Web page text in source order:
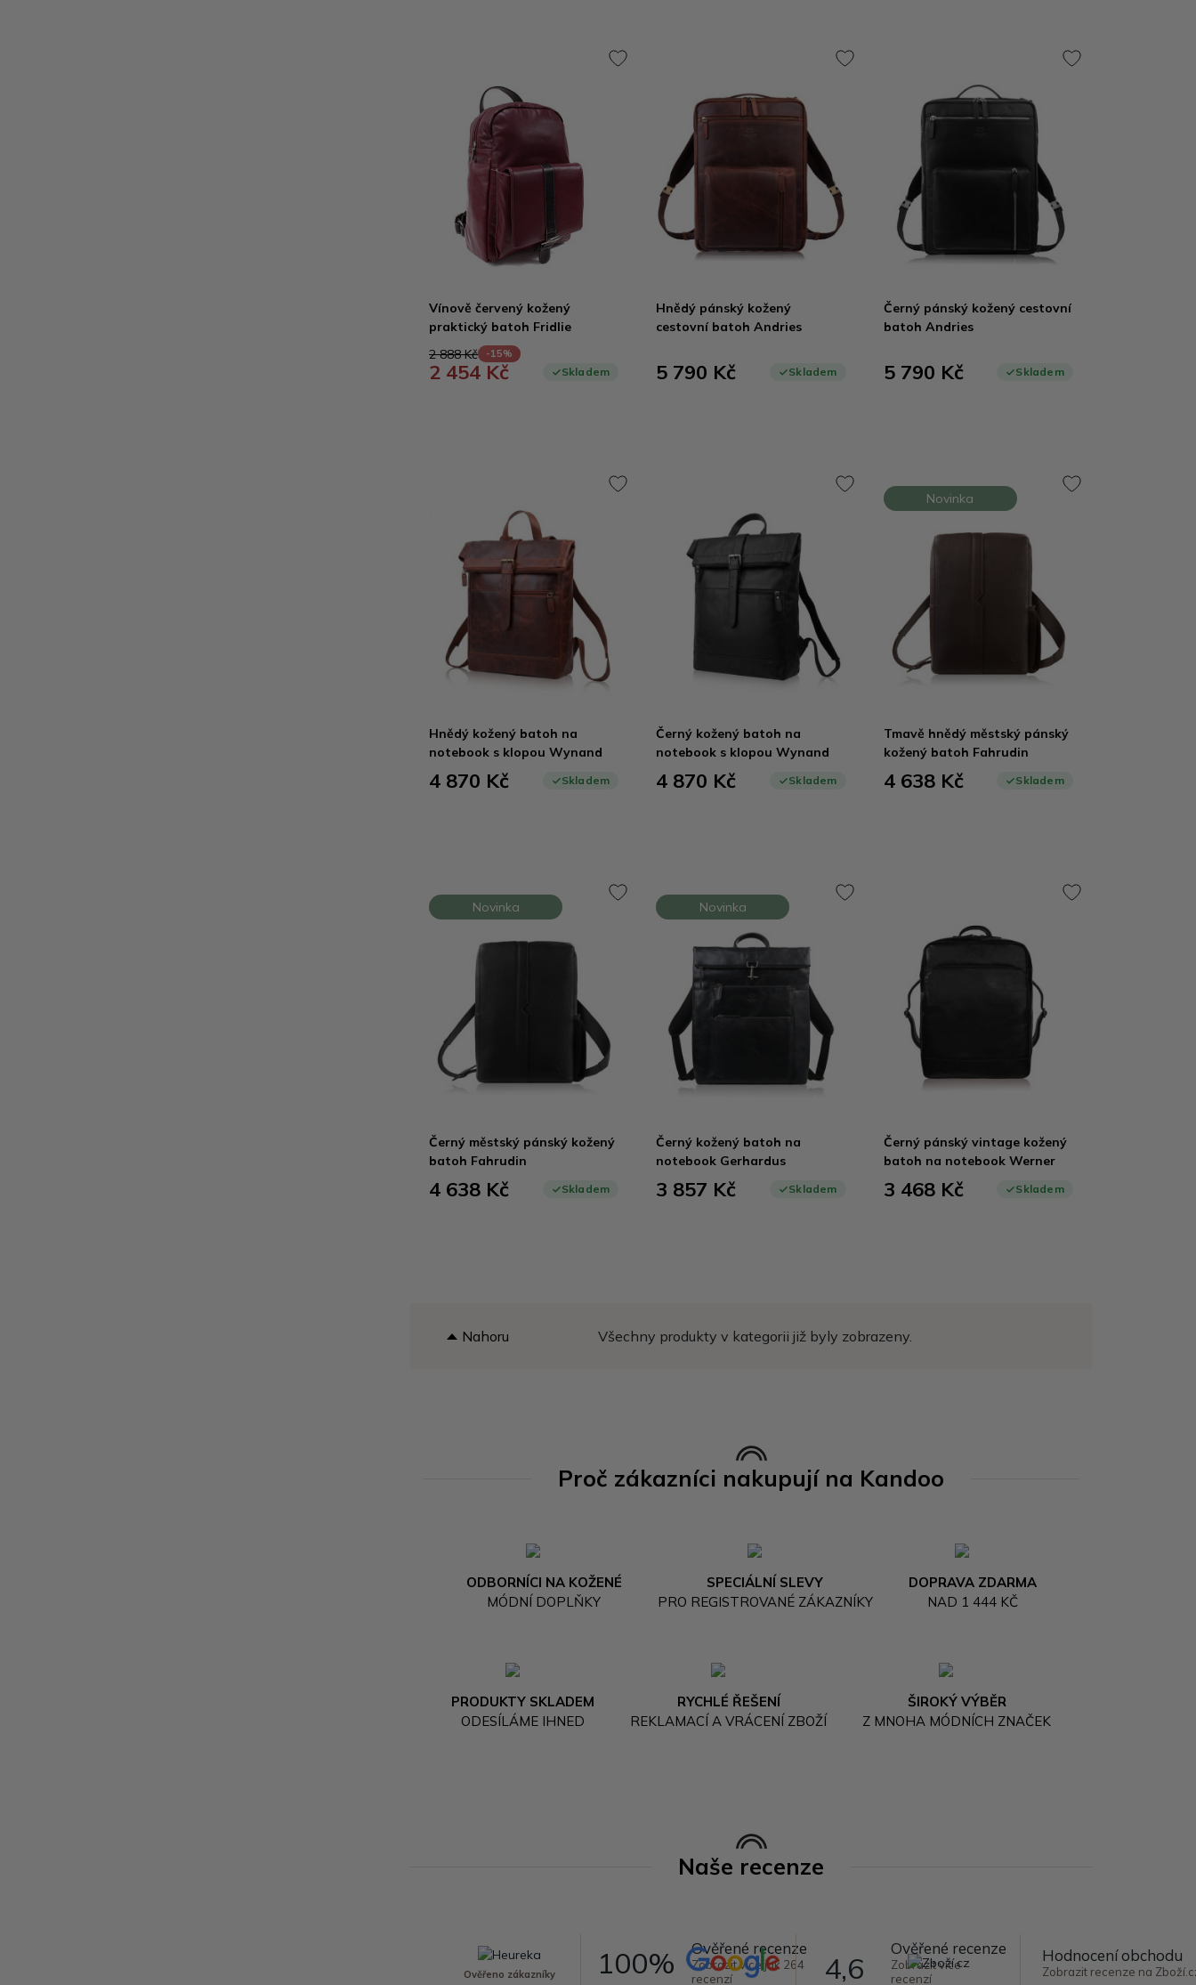
Vínově červený kožený
praktický batoh Fridlie
2 888 Kč
-15%
2 454 Kč Skladem
Hnědý pánský kožený
cestovní batoh Andries
5 790 Kč Skladem
Černý pánský kožený cestovní
batoh Andries
5 790 Kč Skladem
Hnědý kožený batoh na
notebook s klopou Wynand
4 870 Kč Skladem
Černý kožený batoh na
notebook s klopou Wynand
4 870 Kč Skladem
Novinka
Tmavě hnědý městský pánský
kožený batoh Fahrudin
4 638 Kč Skladem
Novinka
Černý městský pánský kožený
batoh Fahrudin
4 638 Kč Skladem
Novinka
Černý kožený batoh na
notebook Gerhardus
3 857 Kč Skladem
Černý pánský vintage kožený
batoh na notebook Werner
3 468 Kč Skladem
Nahoru Všechny produkty v kategorii již byly zobrazeny.
Proč zákazníci nakupují na Kandoo
ODBORNÍCI NA KOŽENÉ
MÓDNÍ DOPLŇKY
SPECIÁLNÍ SLEVY
PRO REGISTROVANÉ ZÁKAZNÍKY
DOPRAVA ZDARMA
NAD 1 444 KČ
PRODUKTY SKLADEM
ODESÍLÁME IHNED
RYCHLÉ ŘEŠENÍ
REKLAMACÍ A VRÁCENÍ ZBOŽÍ
ŠIROKÝ VÝBĚR
Z MNOHA MÓDNÍCH ZNAČEK
Naše recenze
Ověřeno zákazníky 100% Ověřené recenze
Zobrazit více jak 264
recenzí
4,6
Ověřené recenze
Zobrazit více
recenzí
Hodnocení obchodu
Zobrazit recenze na